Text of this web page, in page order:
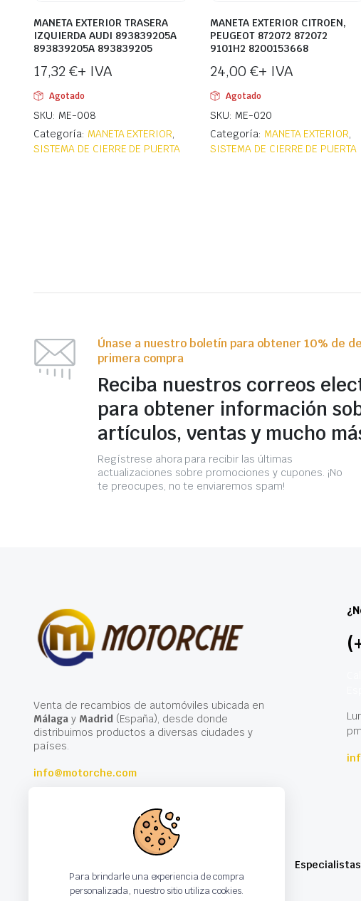
MANETA EXTERIOR TRASERA
IZQUIERDA AUDI 893839205A
893839205A 893839205
17,32€+ IVA
Agotado
SKU: ME-008
Categoría: MANETA EXTERIOR,
SISTEMA DE CIERRE DE PUERTA
MANETA EXTERIOR CITROEN,
PEUGEOT 872072 872072
9101H2 8200153668
24,00 €+ IVA
Agotado
SKU: ME-020
Categoría: MANETA EXTERIOR,
SISTEMA DE CIERRE DE PUERTA
Únase a nuestro boletín para obtener 10% de
primera compra
Reciba nuestros correos
para obtener información
artículos, ventas y mucho
Regístrese ahora para recibir las últimas
actualizaciones sobre promociones y cupones. ¡No
te preocupes, no te enviaremos spam!
Venta de recambios de automóviles ubicada en
Málagay Madrid(España), desde donde
distribuimos productos a diversas ciudades y
países.
info@motorche.com
Para brindarle una experiencia de compra
personalizada, nuestro sitio utiliza cookies.